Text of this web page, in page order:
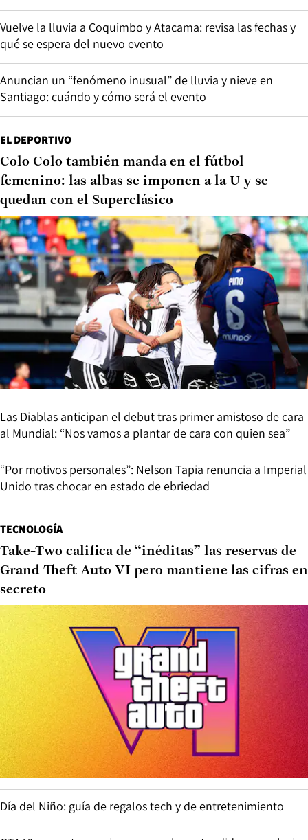
Vuelve la lluvia a Coquimbo y Atacama: revisa las fechas y
qué se espera del nuevo evento
Anuncian un “fenómeno inusual” de lluvia y nieve en
Santiago: cuándo y cómo será el evento
EL DEPORTIVO
Colo Colo también manda en el fútbol
femenino: las albas se imponen a la U y se
quedan con el Superclásico
Las Diablas anticipan el debut tras primer amistoso de cara
al Mundial: “Nos vamos a plantar de cara con quien sea”
“Por motivos personales”: Nelson Tapia renuncia a Imperial
Unido tras chocar en estado de ebriedad
TECNOLOGÍA
Take-Two califica de “inéditas” las reservas de
Grand Theft Auto VI pero mantiene las cifras en
secreto
Día del Niño: guía de regalos tech y de entretenimiento